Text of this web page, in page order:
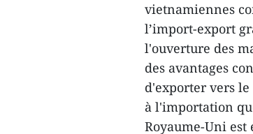
vietnamiennes
l’import-export
l'ouverture des
des avantages
d'exporter vers
à l'importation
Royaume-Uni